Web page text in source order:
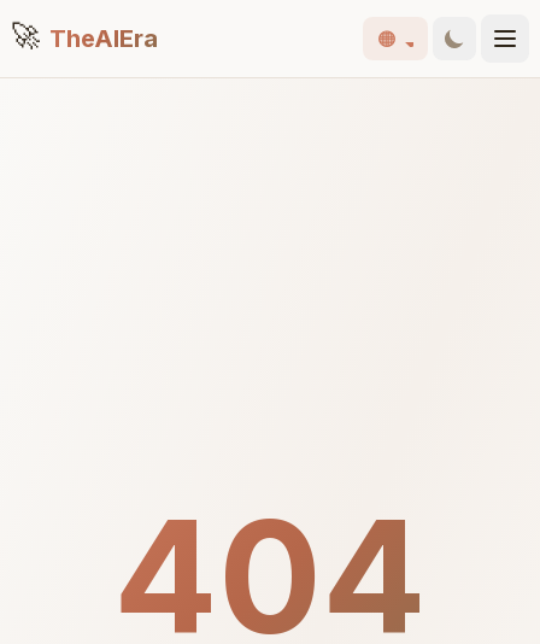
🚀 TheAIEra 🟠
404